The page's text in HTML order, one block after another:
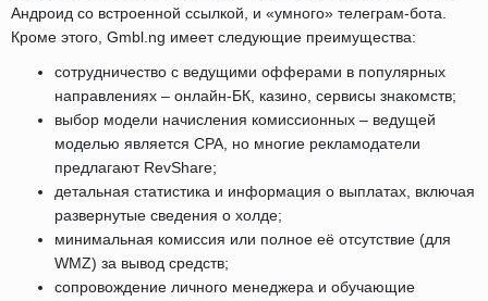
Андроид со встроенной ссылкой, и «умного» телеграм-бота.
Кроме этого, Gmbl.ng имеет следующие преимущества:
сотрудничество с ведущими офферами в популярных
направлениях – онлайн-БК, казино, сервисы знакомств;
выбор модели начисления комиссионных – ведущей
моделью является CPA, но многие рекламодатели
предлагают RevShare;
детальная статистика и информация о выплатах, включая
развернутые сведения о холде;
минимальная комиссия или полное её отсутствие (для
WMZ) за вывод средств;
сопровождение личного менеджера и обучающие